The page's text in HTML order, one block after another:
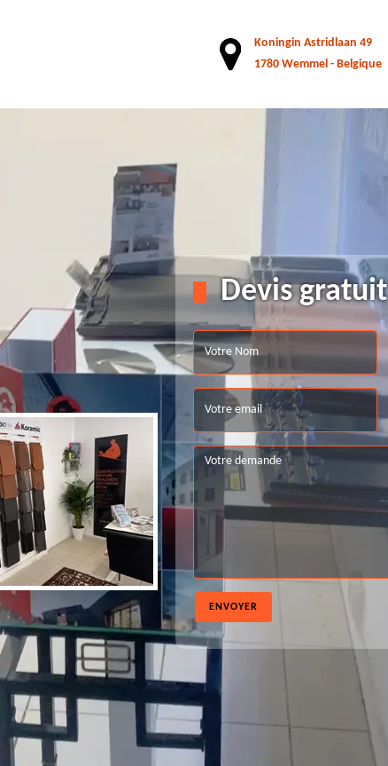
Koningin Astridlaan 49
1780 Wemmel - Belgique
Devis gratuit